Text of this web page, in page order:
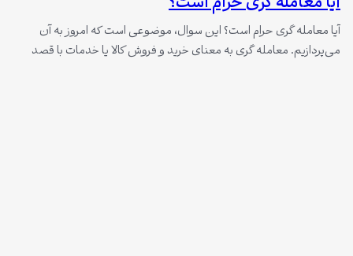
آیا معامله گری حرام است؟ این سوال، موضوعی است که امروز به آن
می‌پردازیم. معامله گری به معنای خرید و فروش کالا یا خدمات با قصد